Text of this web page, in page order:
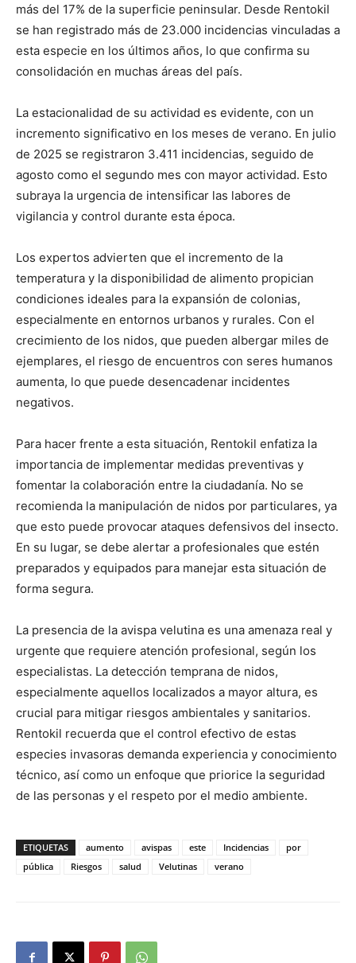
más del 17% de la superficie peninsular. Desde Rentokil
se han registrado más de 23.000 incidencias vinculadas a
esta especie en los últimos años, lo que confirma su
consolidación en muchas áreas del país.
La estacionalidad de su actividad es evidente, con un
incremento significativo en los meses de verano. En julio
de 2025 se registraron 3.411 incidencias, seguido de
agosto como el segundo mes con mayor actividad. Esto
subraya la urgencia de intensificar las labores de
vigilancia y control durante esta época.
Los expertos advierten que el incremento de la
temperatura y la disponibilidad de alimento propician
condiciones ideales para la expansión de colonias,
especialmente en entornos urbanos y rurales. Con el
crecimiento de los nidos, que pueden albergar miles de
ejemplares, el riesgo de encuentros con seres humanos
aumenta, lo que puede desencadenar incidentes
negativos.
Para hacer frente a esta situación, Rentokil enfatiza la
importancia de implementar medidas preventivas y
fomentar la colaboración entre la ciudadanía. No se
recomienda la manipulación de nidos por particulares, ya
que esto puede provocar ataques defensivos del insecto.
En su lugar, se debe alertar a profesionales que estén
preparados y equipados para manejar esta situación de
forma segura.
La presencia de la avispa velutina es una amenaza real y
urgente que requiere atención profesional, según los
especialistas. La detección temprana de nidos,
especialmente aquellos localizados a mayor altura, es
crucial para mitigar riesgos ambientales y sanitarios.
Rentokil recuerda que el control efectivo de estas
especies invasoras demanda experiencia y conocimiento
técnico, así como un enfoque que priorice la seguridad
de las personas y el respeto por el medio ambiente.
ETIQUETAS aumento avispas este Incidencias
por
pública
Riesgos salud Velutinas verano